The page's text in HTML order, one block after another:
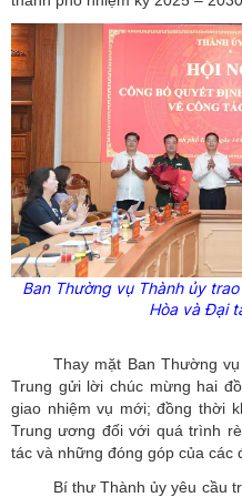
Ban Thường vụ Thành ủytrao
Hòa và Đại
Thay mặt Ban Thường
Trung gửi lời chúc mừng hai
giao nhiệm vụ mới; đồng thời
Trung ương đối với quá trình
tác và những đóng góp của các
Bí thư Thành ủy yêu cầu